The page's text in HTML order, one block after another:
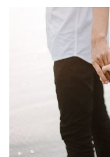
znaków, których
podczas
uwielbiają kobiety,
przyjemność nie
partnerom.
zodiaku u kobiet
temacie seksu. Jest